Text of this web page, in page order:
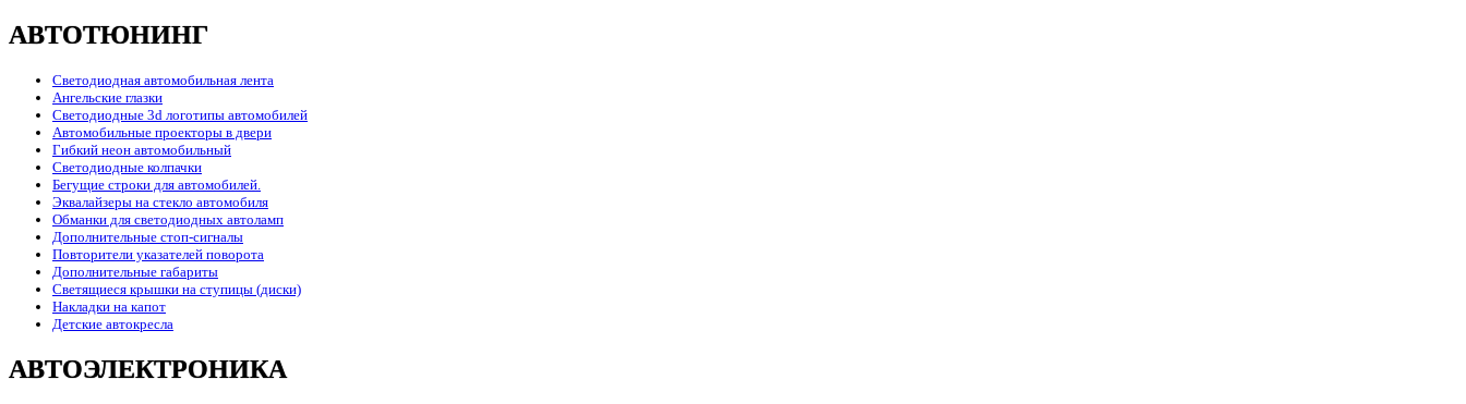
АВТОТЮНИНГ
Светодиодная автомобильная лента
Ангельские глазки
Светодиодные 3d логотипы автомобилей
Автомобильные проекторы в двери
Гибкий неон автомобильный
Светодиодные колпачки
Бегущие строки для автомобилей.
Эквалайзеры на стекло автомобиля
Обманки для светодиодных автоламп
Дополнительные стоп-сигналы
Повторители указателей поворота
Дополнительные габариты
Светящиеся крышки на ступицы (диски)
Накладки на капот
Детские автокресла
АВТОЭЛЕКТРОНИКА